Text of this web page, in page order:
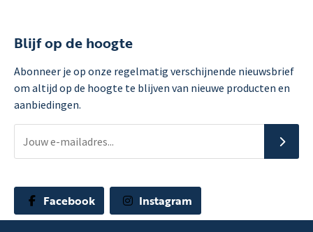
Blijf op de hoogte
Abonneer je op onze regelmatig verschijnende nieuwsbrief
om altijd op de hoogte te blijven van nieuwe producten en
aanbiedingen.
Facebook Instagram